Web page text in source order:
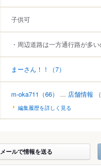
子供可
・周辺道路は一方通行路が多
まーさん！！ （7）
m-oka711 （66） ... 店舗情報
編集履歴を詳しく見る
メールで情報を送る